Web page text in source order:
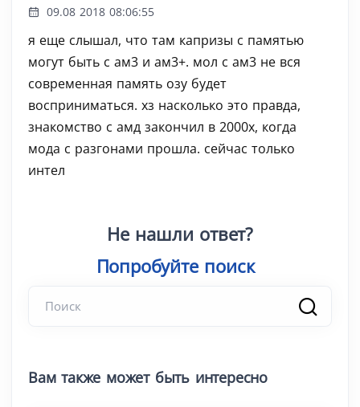
09.08 2018 08:06:55
я еще слышал, что там капризы с памятью
могут быть с ам3 и ам3+. мол с ам3 не вся
современная память озу будет
восприниматься. хз насколько это правда,
знакомство с амд закончил в 2000х, когда
мода с разгонами прошла. сейчас только
интел
Не нашли ответ?
Попробуйте поиск|
Вам также может быть интересно